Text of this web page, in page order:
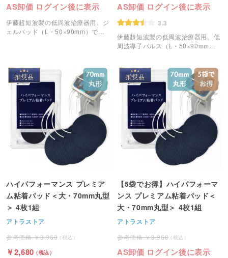
AS卸価 ログイン後に表示
伊藤超短波製の低周波治療器用、ジ
ェルパッド（L・50×90mm）で
AS卸価 ログイン後に表示
3.3
伊藤超短波製の低周波治療器用、低
周波導子パルス（L・50×90mm）
ハイパフォーマンス プレミア
ム粘着パッド＜大・70mm丸型
＞ 4枚1組
アトラストア
3,960
2,680
【5袋でお得】ハイパフォーマ
ンス プレミアム粘着パッド＜
大・70mm丸型＞ 4枚1組
アトラストア
3,960
AS卸価 ログイン後に表示